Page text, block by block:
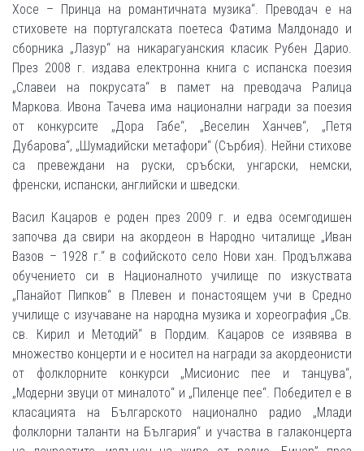
Хосе – Принца на романтичната музика“. Преводач е на
стиховете на португалската поетеса Фатима Малдонадо и
сборника „Лазур“ на никарагуанския класик Рубен Дарио.
През 2008 г. издава електронна книга с испанска поезия
„Славеи на покрусата“ в памет на преводача Ралица
Маркова. Ивона Тачева има национални награди за поезия
от конкурсите „Дора Габе“, „Веселин Ханчев“, „Петя
Дубарова“, „Шумадийски метафори“ (Сърбия). Нейни стихове
са превеждани на руски, сръбски, унгарски, немски,
френски, испански, английски и шведски.
Васил Кацаров е роден през 2009 г. и едва осемгодишен
започва да свири на акордеон в Народно читалище „Иван
Вазов – 1928 г.“ в софийското село Нови хан. Продължава
обучението си в Националното училище по изкуствата
„Панайот Пипков“ в Плевен и понастоящем учи в Средно
училище с изучаване на народна музика и хореография „Св.
св. Кирил и Методий“ в Пордим. Кацаров се изявява в
множество концерти и е носител на награди за акордеонисти
от фолклорните конкурси „Мисионис пее и танцува“,
„Модерни звуци от миналото“ и „Пиленце пее“. Победител е в
класацията на Българското национално радио „Млади
фолклорни таланти на България“ и участва в галаконцерта